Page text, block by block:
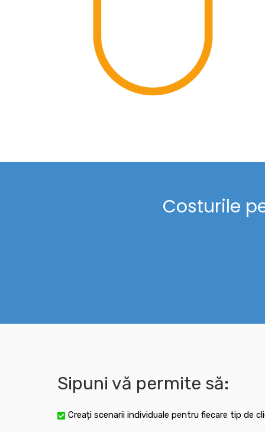
Costurile
Sipuni vă permite să:
Creați scenarii individuale pentru fiecare tip de